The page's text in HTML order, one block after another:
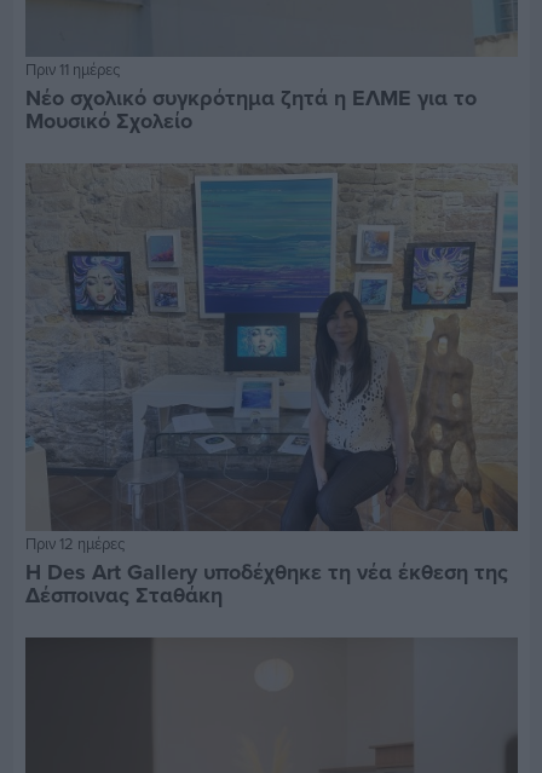
Πριν 11 ημέρες
Νέο σχολικό συγκρότημα ζητά η ΕΛΜΕ για το
Μουσικό Σχολείο
Πριν 12 ημέρες
Η Des Art Gallery υποδέχθηκε τη νέα έκθεση της
Δέσποινας Σταθάκη